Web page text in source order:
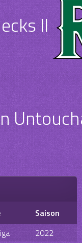
II
Saison
2022